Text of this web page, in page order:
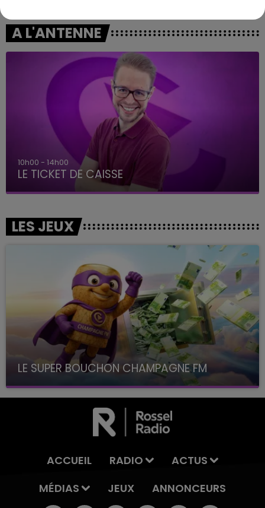
A L'ANTENNE
10h00 - 14h00
LE TICKET DE CAISSE
LES JEUX
LE SUPER BOUCHON CHAMPAGNE FM
avec La Famille Champagne FM, à 8H10
ACCUEIL RADIO
ACTUS
MÉDIAS
JEUX ANNONCEURS